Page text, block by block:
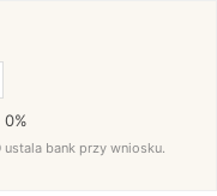
0%
ustala bank przy wniosku.